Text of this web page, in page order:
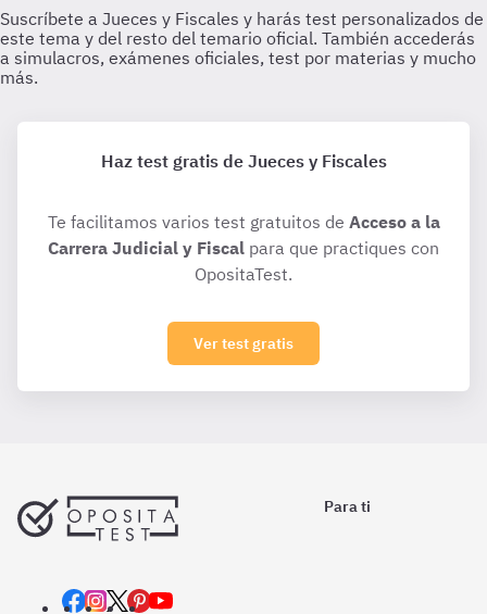
Haz test gratis de Jueces y Fiscales
Te facilitamos varios test gratuitos de Acceso a la
Carrera Judicial y Fiscal para que practiques con
OpositaTest.
Ver test gratis
Para ti